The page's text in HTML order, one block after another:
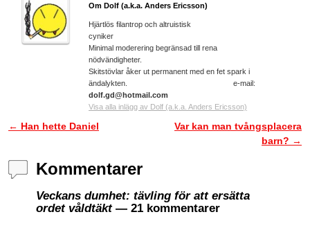
Om Dolf (a.k.a. Anders Ericsson)
Hjärtlös filantrop och altruistisk
cyniker
Minimal moderering begränsad till rena
nödvändigheter.
Skitstövlar åker ut permanent med en fet spark i
ändalykten. e-mail:
dolf.gd@hotmail.com
Visa alla inlägg av Dolf (a.k.a. Anders Ericsson)
Inläggsnavigering
← Han hette Daniel
Var kan man tvångsplacera
barn? →
Kommentarer
Veckans dumhet: tävling för att ersätta
ordet våldtäkt— 21 kommentarer